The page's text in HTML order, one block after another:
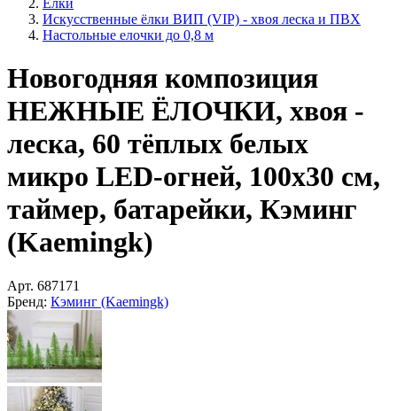
Елки
Искусственные ёлки ВИП (VIP) - хвоя леска и ПВХ
Настольные елочки до 0,8 м
Новогодняя композиция
НЕЖНЫЕ ЁЛОЧКИ, хвоя -
леска, 60 тёплых белых
микро LED-огней, 100х30 см,
таймер, батарейки, Кэминг
(Kaemingk)
Арт. 687171
Бренд: Кэминг (Kaemingk)